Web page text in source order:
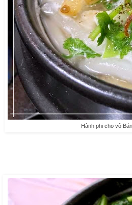
Hành phi cho vô